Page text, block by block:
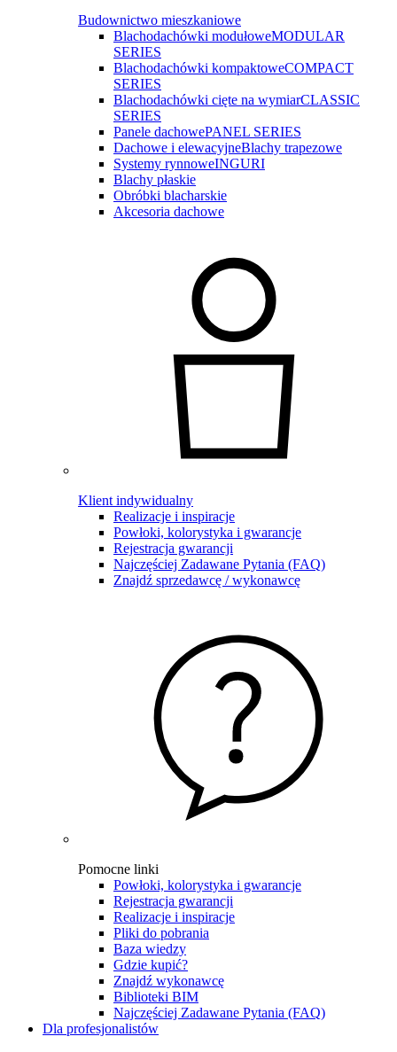
Budownictwo mieszkaniowe
Blachodachówki modułoweMODULAR
SERIES
Blachodachówki kompaktoweCOMPACT
SERIES
Blachodachówki cięte na wymiarCLASSIC
SERIES
Panele dachowePANEL SERIES
Dachowe i elewacyjneBlachy trapezowe
Systemy rynnoweINGURI
Blachy płaskie
Obróbki blacharskie
Akcesoria dachowe
Klient indywidualny
Realizacje i inspiracje
Powłoki, kolorystyka i gwarancje
Rejestracja gwarancji
Najczęściej Zadawane Pytania (FAQ)
Znajdź sprzedawcę / wykonawcę
Pomocne linki
Powłoki, kolorystyka i gwarancje
Rejestracja gwarancji
Realizacje i inspiracje
Pliki do pobrania
Baza wiedzy
Gdzie kupić?
Znajdź wykonawcę
Biblioteki BIM
Najczęściej Zadawane Pytania (FAQ)
Dla profesjonalistów